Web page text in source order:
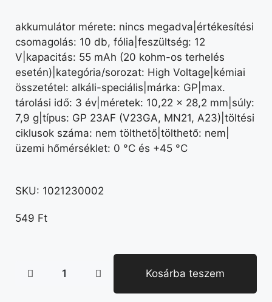
akkumulátor mérete: nincs megadva|értékesítési
csomagolás: 10 db, fólia|feszültség: 12
V|kapacitás: 55 mAh (20 kohm-os terhelés
esetén)|kategória/sorozat: High Voltage|kémiai
összetétel: alkáli-speciális|márka: GP|max.
tárolási idő: 3 év|méretek: 10,22 × 28,2 mm|súly:
7,9 g|típus: GP 23AF (V23GA, MN21, A23)|töltési
ciklusok száma: nem tölthető|tölthető: nem|
üzemi hőmérséklet: 0 °C és +45 °C
SKU: 1021230002
549 Ft
Kosárba teszem